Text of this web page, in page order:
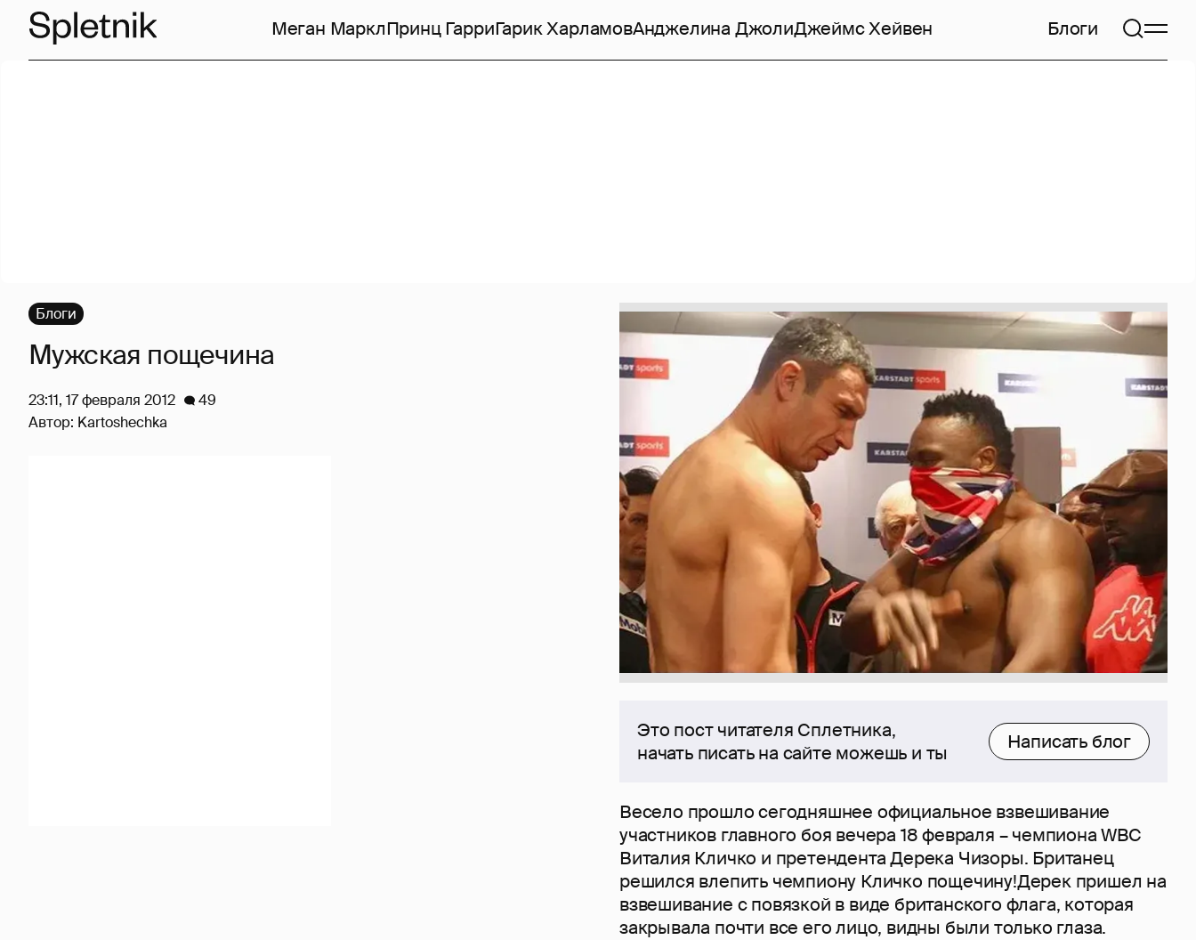
Меган МарклПринц ГарриГарик ХарламовАнджелина ДжолиДжеймс Хейвен Блоги
Это пост читателя Сплетника,
начать писать на сайте можешь и ты
Написать блог
Весело прошло сегодняшнее официальное взвешивание
участников главного боя вечера 18 февраля – чемпиона WBC
Виталия Кличко и претендента Дерека Чизоры. Британец
решился влепить чемпиону Кличко пощечину!Дерек пришел на
взвешивание с повязкой в виде британского флага, которая
закрывала почти все его лицо, видны были только глаза.
Блоги
Мужская пощечина
23:11, 17 февраля 2012
49
Автор: Kartoshechka